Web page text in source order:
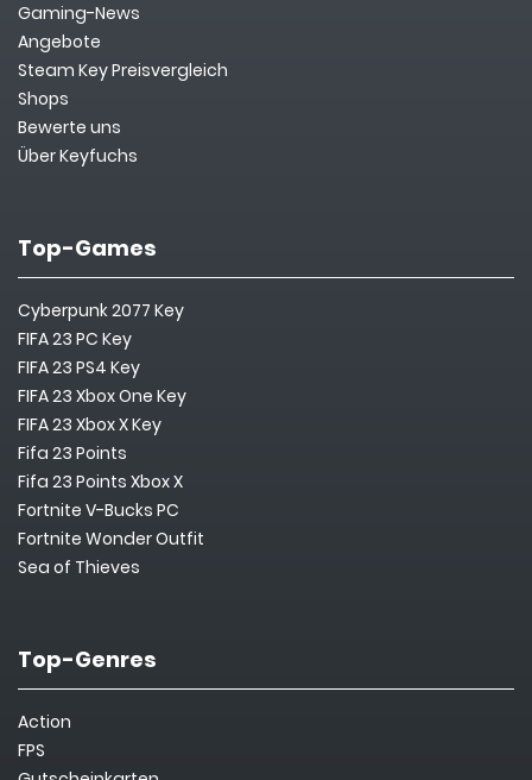
Gaming-News
Angebote
Steam Key Preisvergleich
Shops
Bewerte uns
Über Keyfuchs
Top-Games
Cyberpunk 2077 Key
FIFA 23 PC Key
FIFA 23 PS4 Key
FIFA 23 Xbox One Key
FIFA 23 Xbox X Key
Fifa 23 Points
Fifa 23 Points Xbox X
Fortnite V-Bucks PC
Fortnite Wonder Outfit
Sea of Thieves
Top-Genres
Action
FPS